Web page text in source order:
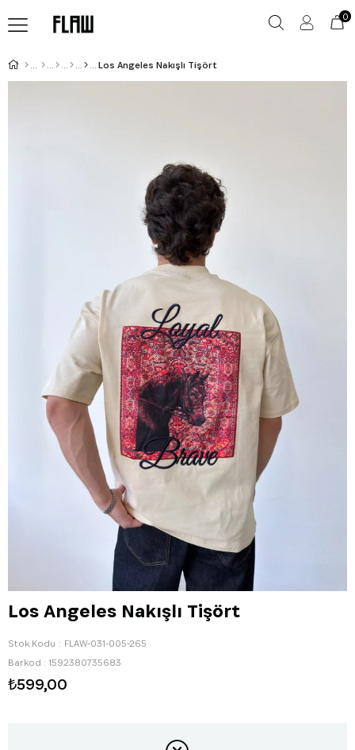
0
Los Angeles Nakışlı Tişört
Los Angeles Nakışlı Tişört
Stok Kodu
FLAW-031-005-265
Barkod : 1592380735683
₺599,00